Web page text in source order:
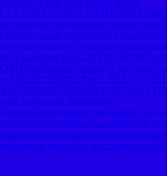
ve araç proje firması ankara
CROSS DOBLO KAMYONET Çeki
çeki demiri takma montajı ve araç
ve araç proje firması Usta
takma montajı ve çki dmiri projesi ankara
ve landrover DISCOVERY SPORT
Demiri takma montajı ve araç proje
+ ARAZİ TAŞITI ARAÇLARA ⇔
PROJESİ ANKARA ENGELLİ
projesi usta mühendislik
takma-montaji-ceki-demiri-fiyati-
ceki-demiri-fiyati-usta-muhendislik-
demiri lider markalarının çeki demiri
kancası montajı ve araç proje usta